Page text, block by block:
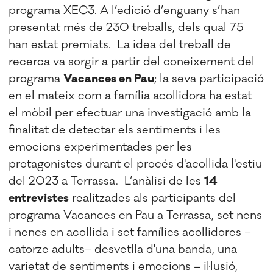
programa XEC3.A l’edició d’enguany s’han
presentat més de 230 treballs, dels qual 75
han estat premiats. La idea del treball de
recerca va sorgir a partir del coneixement del
programaVacances en Pau; la seva participació
en el mateix com a família acollidora ha estat
el mòbil per efectuar una investigació amb la
finalitat de detectar els sentiments i les
emocions experimentades per les
protagonistes durant el procés d'acollida l'estiu
del 2023 a Terrassa. L’anàlisi de les14
entrevistes realitzades als participants del
programa Vacances en Pau a Terrassa, set nens
i nenes en acollida i set famílies acollidores –
catorze adults– desvetlla d'una banda, una
varietat de sentiments i emocions – il·lusió,